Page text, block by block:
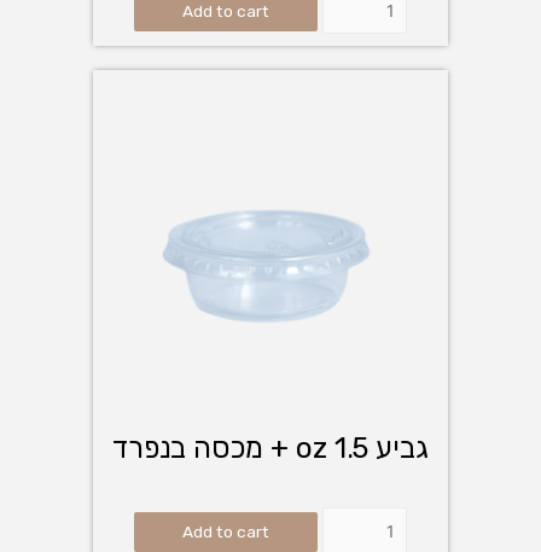
Add to cart
גביע 1.5 oz + מכסה בנפרד
Add to cart